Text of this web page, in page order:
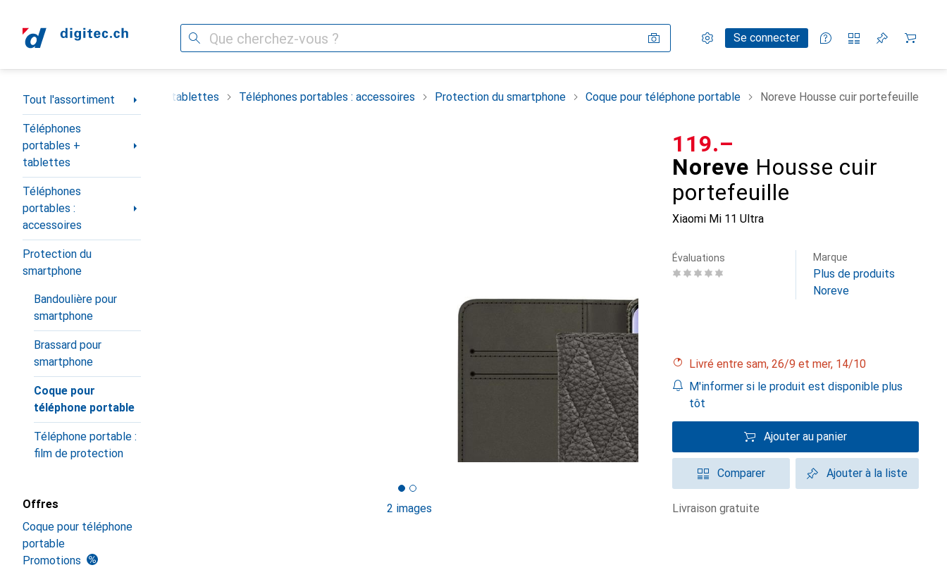
Recherche Paramètres
Compte clientSe connecter
Listes de comparaison
Listes d'envies
Panier
Navigation par catégorie
Tout l'assortiment
Téléphones
portables +
tablettes
Téléphones
portables :
accessoires
Protection du
smartphone
Bandoulière pour
smartphone
Brassard pour
smartphone
Coque pour
téléphone portable
Téléphone portable :
film de protection
Offres
Coque pour téléphone
portable
Promotions
Téléphones portables + tablettes Téléphones portables : accessoires Protection du smartphone Coque pour téléphone portable Noreve Housse cuir portefeuille
2 images
Noreve Housse cuir
portefeuille
Xiaomi Mi 11 Ultra
CHF
119.–
Évaluations Marque
Plus de produits
Noreve
Livré entre sam, 26/9 et mer, 14/10
M'informer si le produit est disponible plus
tôt
Ajouter au panier
Comparer Ajouter à la liste
livraison gratuite